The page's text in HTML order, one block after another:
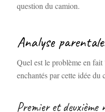
question du camion.
Analyse
Quel est le problème en
enchantés par cette idée du
Premier et deuxième